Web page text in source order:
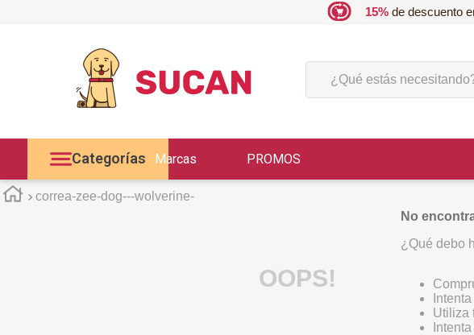
15%de descuento
¿Qué estás necesitando?
Categorías Marcas PROMOS
correa-zee-dog---wolverine-
OOPS!
No
¿Qué debo
Utiliza